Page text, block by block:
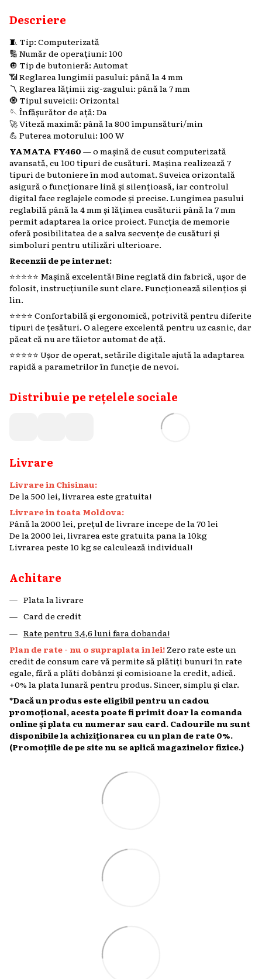
Descriere
🧵 Tip: Computerizată
🔢 Număr de operațiuni: 100
🔘 Tip de butonieră: Automat
📶 Reglarea lungimii pasului: până la 4 mm
〽️ Reglarea lățimii zig-zagului: până la 7 mm
🧿 Tipul suveicii: Orizontal
🪡 Înfășurător de ață: Da
🚀 Viteză maximă: până la 800 împunsături/min
💪 Puterea motorului: 100 W
YAMATA FY460 — o mașină de cusut computerizată
avansată, cu 100 tipuri de cusături. Mașina realizează 7
tipuri de butoniere în mod automat. Suveica orizontală
asigură o funcționare lină și silențioasă, iar controlul
digital face reglajele comode și precise. Lungimea pasului
reglabilă până la 4 mm și lățimea cusăturii până la 7 mm
permit adaptarea la orice proiect. Funcția de memorie
oferă posibilitatea de a salva secvențe de cusături și
simboluri pentru utilizări ulterioare.
Recenzii de pe internet:
⭐️⭐️⭐️⭐️⭐️ Mașină excelentă! Bine reglată din fabrică, ușor de
folosit, instrucțiunile sunt clare. Funcționează silențios și
lin.
⭐️⭐️⭐️⭐️ Confortabilă și ergonomică, potrivită pentru diferite
tipuri de țesături. O alegere excelentă pentru uz casnic, dar
păcat că nu are tăietor automat de ață.
⭐️⭐️⭐️⭐️⭐️ Ușor de operat, setările digitale ajută la adaptarea
rapidă a parametrilor în funcție de nevoi.
Distribuie pe rețelele sociale
Livrare
Livrare in Chisinau:
De la 500 lei, livrarea este gratuita!
Livrare in toata Moldova:
Până la 2000 lei, prețul de livrare incepe de la 70 lei
De la 2000 lei, livrarea este gratuita pana la 10kg
Livrarea peste 10 kg se calculează individual!
Achitare
Plata la livrare
Card de credit
Rate pentru 3,4,6 luni fara dobanda!
Plan de rate - nu o supraplata in lei! Zero rate este un
credit de consum care vă permite să plătiți bunuri în rate
egale, fără a plăti dobânzi și comisioane la credit, adică.
+0% la plata lunară pentru produs. Sincer, simplu și clar.
*Dacă un produs este eligibil pentru un cadou
promoțional, acesta poate fi primit doar la comanda
online și plata cu numerar sau card. Cadourile nu sunt
disponibile la achiziționarea cu un plan de rate 0%.
(Promoțiile de pe site nu se aplică magazinelor fizice.)